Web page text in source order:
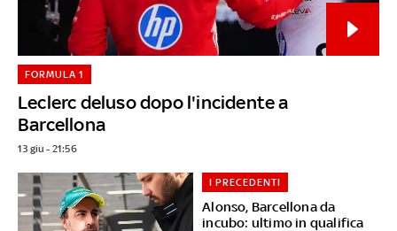
Leclerc deluso dopo l'incidente a
Barcellona
FORMULA 1
13 giu - 21:56
Alonso, Barcellona da
incubo: ultimo in qualifica
I PRECEDENTI